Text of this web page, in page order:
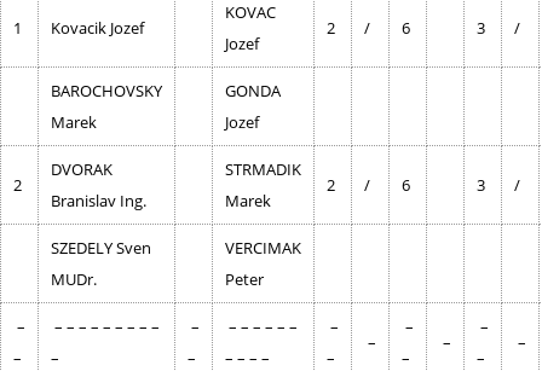
1 Kovacik Jozef
KOVAC
Jozef
2 / 6 3 /
BAROCHOVSKY
Marek
GONDA
Jozef
2
DVORAK
Branislav Ing.
STRMADIK
Marek
2 / 6 3 /
SZEDELY Sven
MUDr.
VERCIMAK
Peter
–
–
– – – – – – – – –
–
–
–
– – – – – –
– – – –
–
–
–
–
–
–
–
–
–